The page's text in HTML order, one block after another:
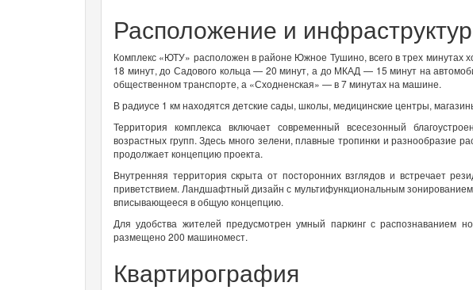
Расположение и
Комплекс «ЮТУ» расположен в районе Южное Тушино, всего в трех минутах
18 минут, до Садового кольца — 20 минут, а до МКАД — 15 минут на
общественном транспорте, а «Сходненская» — в 7 минутах на машине.
В радиусе 1 км находятся детские сады, школы, медицинские центры,
Территория комплекса включает современный всесезонный
возрастных групп. Здесь много зелени, плавные тропинки и разнообразие
продолжает концепцию проекта.
Внутренняя территория скрыта от посторонних взглядов и встречает
приветствием. Ландшафтный дизайн с мультифункциональным
вписывающееся в общую концепцию.
Для удобства жителей предусмотрен умный паркинг с
размещено 200 машиномест.
Квартирография